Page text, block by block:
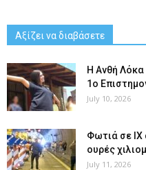
Αξίζει να διαβάσετε
Η Ανθή
1ο
July 10, 2026
Φωτιά σε ΙΧ
ουρές
July 11, 2026